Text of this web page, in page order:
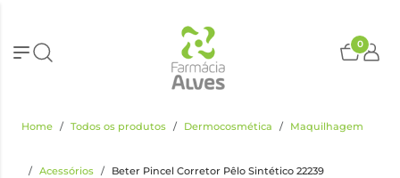
0
Home Todos os produtos Dermocosmética Maquilhagem
Acessórios Beter Pincel Corretor Pêlo Sintético 22239